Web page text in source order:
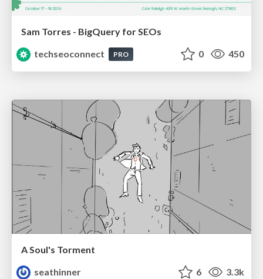
Sam Torres - BigQuery for SEOs
techseoconnect
PRO 0 450
A Soul's Torment
seathinner
6 3.3k